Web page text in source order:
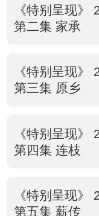
《特别呈现
第二集 家承
《特别呈现
第三集 原乡
《特别呈现
第四集 连枝
《特别呈现
第五集 薪传